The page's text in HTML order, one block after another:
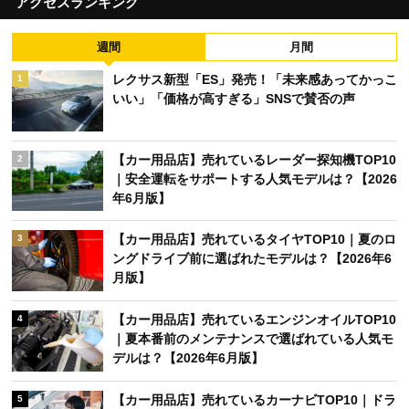
週間 月間
1
レクサス新型「ES」発売！「未来感あってかっこ
いい」「価格が高すぎる」SNSで賛否の声
2
【カー用品店】売れているレーダー探知機TOP10
｜安全運転をサポートする人気モデルは？【2026
年6月版】
3
【カー用品店】売れているタイヤTOP10｜夏のロ
ングドライブ前に選ばれたモデルは？【2026年6
月版】
4
【カー用品店】売れているエンジンオイルTOP10
｜夏本番前のメンテナンスで選ばれている人気モ
デルは？【2026年6月版】
5 【カー用品店】売れているカーナビTOP10｜ドラ